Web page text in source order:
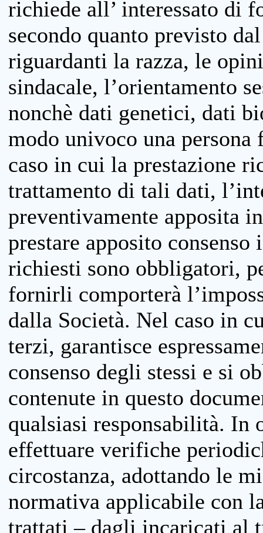
richiede all’ interessato di
secondo quanto previsto
riguardanti la razza, le
sindacale, l’orientamento
nonchè dati genetici, dati
modo univoco una
caso in cui la prestazione
trattamento di tali dati,
preventivamente apposita
prestare apposito
richiesti sono obbligatori,
fornirli comporterà
dalla Società. Nel caso in
terzi, garantisce
consenso degli stessi e si
contenute in questo
qualsiasi responsabilità. In
effettuare verifiche
circostanza, adottando le
normativa applicabile con
trattati – dagli incaricati al